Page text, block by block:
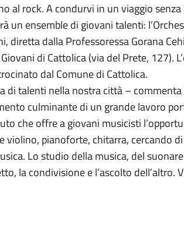
al rock. A condurvi in un viaggio
un ensemble di giovani talenti:
diretta dalla Professoressa Gorana
di Cattolica (via del Prete, 127).
dal Comune di Cattolica.
di talenti nella nostra città –
culminante di un grande lavoro
che offre a giovani musicisti
pianoforte, chitarra, cercando
Lo studio della musica, del
la condivisione e l’ascolto dell’altro.